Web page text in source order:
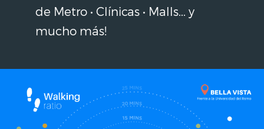
de Metro • Clínicas • Malls... y
mucho más!